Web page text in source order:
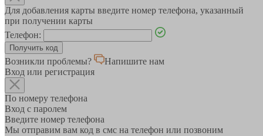
Для добавления карты введите номер телефона, указанный
при получении карты
Телефон:
Возникли проблемы?
Напишите нам
Вход или регистрация
По номеру телефона
Вход с паролем
Введите номер телефона
Мы отправим вам код в смс на телефон или позвоним